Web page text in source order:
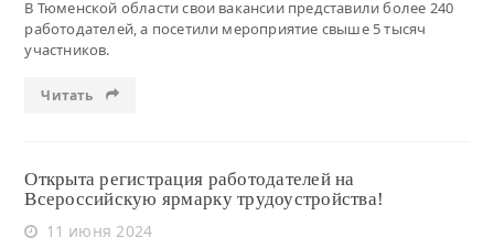
В Тюменской области свои вакансии представили более 240
работодателей, а посетили мероприятие свыше 5 тысяч
участников.
Читать
Открыта регистрация работодателей на
Всероссийскую ярмарку трудоустройства!
11 июня 2024